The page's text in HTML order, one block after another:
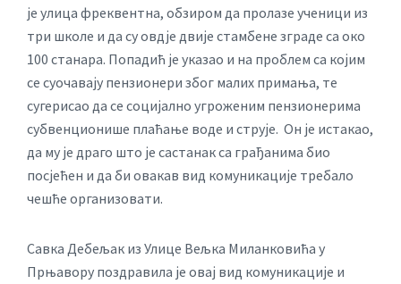
је улица фреквентна, обзиром да пролазе ученици из
три школе и да су овдје двије стамбене зграде са око
100 станара. Попадић је указао и на проблем са којим
се суочавају пензионери због малих примања, те
сугерисао да се социјално угроженим пензионерима
субвенционише плаћање воде и струје. Он је истакао,
да му је драго што је састанак са грађанима био
посјећен и да би овакав вид комуникације требало
чешће организовати.
Савка Дебељак из Улице Вељка Миланковића у
Прњавору поздравила је овај вид комуникације и